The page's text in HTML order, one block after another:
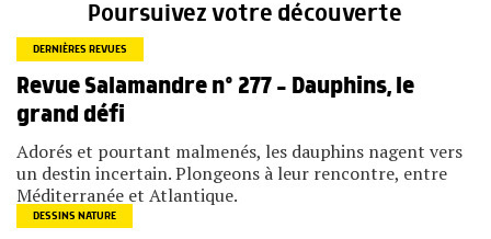
Poursuivez votre découverte
DERNIÈRES REVUES
Revue Salamandre n° 277 – Dauphins, le
grand défi
Adorés et pourtant malmenés, les dauphins nagent vers
un destin incertain. Plongeons à leur rencontre, entre
Méditerranée et Atlantique.
DESSINS NATURE